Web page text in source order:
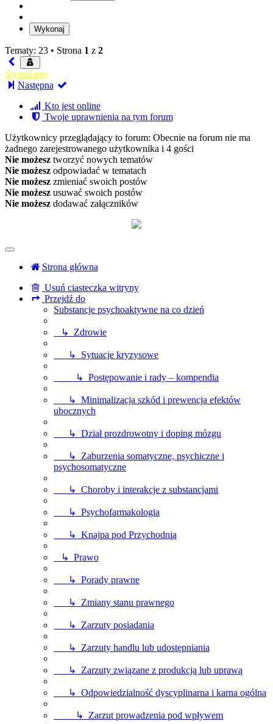
Tematy: 23 • Strona 1 z 2
Stymulanty
Następna
Kto jest online
Twoje uprawnienia na tym forum
Użytkownicy przeglądający to forum: Obecnie na forum nie ma
żadnego zarejestrowanego użytkownika i 4 gości
Nie możesz tworzyć nowych tematów
Nie możesz odpowiadać w tematach
Nie możesz zmieniać swoich postów
Nie możesz usuwać swoich postów
Nie możesz dodawać załączników
Strona główna
Usuń ciasteczka witryny
Przejdź do
Substancje psychoaktywne na co dzień
↳ Zdrowie
↳ Sytuacje kryzysowe
↳ Postępowanie i rady – kompendia
↳ Minimalizacja szkód i prewencja efektów
ubocznych
↳ Dział prozdrowotny i doping mózgu
↳ Zaburzenia somatyczne, psychiczne i
psychosomatyczne
↳ Choroby i interakcje z substancjami
↳ Psychofarmakologia
↳ Knajpa pod Przychodnią
↳ Prawo
↳ Porady prawne
↳ Zmiany stanu prawnego
↳ Zarzuty posiadania
↳ Zarzuty handlu lub udostępniania
↳ Zarzuty związane z produkcją lub uprawą
↳ Odpowiedzialność dyscyplinarna i karna ogólna
↳ Zarzut prowadzenia pod wpływem